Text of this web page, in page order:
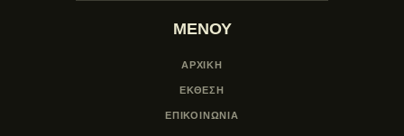
ΜΕΝΟΥ
ΑΡΧΙΚΗ
ΕΚΘΕΣΗ
ΕΠΙΚΟΙΝΩΝΙΑ